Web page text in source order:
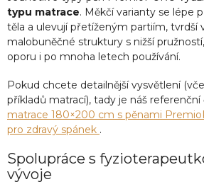
typu matrace. Měkčí varianty se lépe
těla a ulevují přetíženým partiím, tvrdší
malobuněčné struktury s nižší
oporu i po mnoha letech používání.
Pokud chcete detailnější vysvětlení
příkladů matrací), tady je náš referenční
matrace 180×200 cm s pěnami
pro zdravý spánek .
Spolupráce s
vývoje